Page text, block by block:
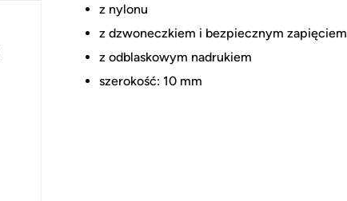
z nylonu
z dzwoneczkiem i bezpiecznym zapięciem
z odblaskowym nadrukiem
szerokość: 10 mm